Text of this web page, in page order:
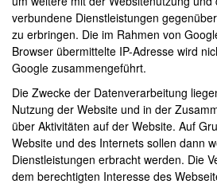
verbundene Dienstleistungen
zu erbringen. Die im Rahmen von
Browser übermittelte IP-Adresse wird
Google zusammengeführt.
Die Zwecke der Datenverarbeitung
Nutzung der Website und in der
über Aktivitäten auf der Website. Auf
Website und des Internets sollen dann
Dienstleistungen erbracht werden. Die
dem berechtigten Interesse des